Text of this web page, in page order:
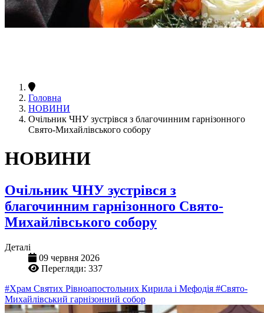
Головна
НОВИНИ
Очільник ЧНУ зустрівся з благочинним гарнізонного
Свято-Михайлівського собору
НОВИНИ
Очільник ЧНУ зустрівся з
благочинним гарнізонного Свято-
Михайлівського собору
Деталі
09 червня 2026
Перегляди: 337
#Храм Святих Рівноапостольних Кирила і Мефодія #Свято-
Михайлівський гарнізонний собор